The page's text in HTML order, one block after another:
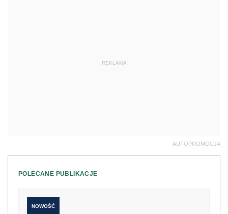
REKLAMA
AUTOPROMOCJA
POLECANE PUBLIKACJE
NOWOŚĆ